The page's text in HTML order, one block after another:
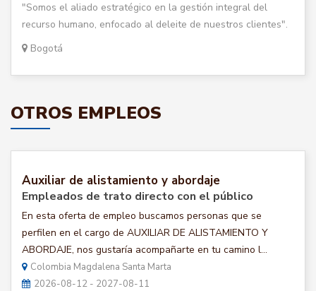
"Somos el aliado estratégico en la gestión integral del
recurso humano, enfocado al deleite de nuestros clientes".
Bogotá
OTROS EMPLEOS
Auxiliar de alistamiento y abordaje
Empleados de trato directo con el público
En esta oferta de empleo buscamos personas que se
perfilen en el cargo de AUXILIAR DE ALISTAMIENTO Y
ABORDAJE, nos gustaría acompañarte en tu camino l...
Colombia Magdalena Santa Marta
2026-08-12 - 2027-08-11